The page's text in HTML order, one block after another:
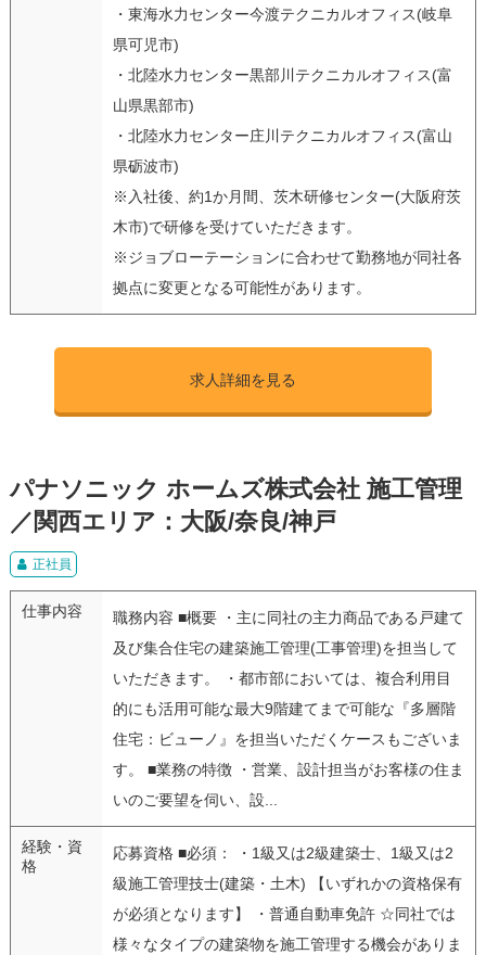
・東海水力センター今渡テクニカルオフィス(岐阜
県可児市)
・北陸水力センター黒部川テクニカルオフィス(富
山県黒部市)
・北陸水力センター庄川テクニカルオフィス(富山
県砺波市)
※入社後、約1か月間、茨木研修センター(大阪府茨
木市)で研修を受けていただきます。
※ジョブローテーションに合わせて勤務地が同社各
拠点に変更となる可能性があります。
求人詳細を見る
パナソニック ホームズ株式会社 施工管理
／関西エリア：大阪/奈良/神戸
正社員
仕事内容
職務内容 ■概要 ・主に同社の主力商品である戸建て
及び集合住宅の建築施工管理(工事管理)を担当して
いただきます。 ・都市部においては、複合利用目
的にも活用可能な最大9階建てまで可能な『多層階
住宅：ビューノ』を担当いただくケースもございま
す。 ■業務の特徴 ・営業、設計担当がお客様の住ま
いのご要望を伺い、設...
経験・資
格
応募資格 ■必須： ・1級又は2級建築士、1級又は2
級施工管理技士(建築・土木) 【いずれかの資格保有
が必須となります】 ・普通自動車免許 ☆同社では
様々なタイプの建築物を施工管理する機会がありま